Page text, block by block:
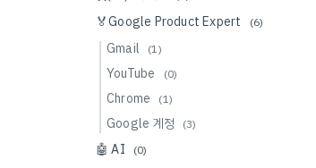
🏅Google Product Expert (6)
Gmail (1)
YouTube (0)
Chrome (1)
Google 계정 (3)
🤖 AI (0)